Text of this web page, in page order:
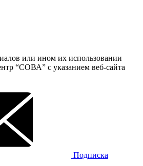
или ином их использовании
“СОВА” с указанием веб-сайта
Подписка